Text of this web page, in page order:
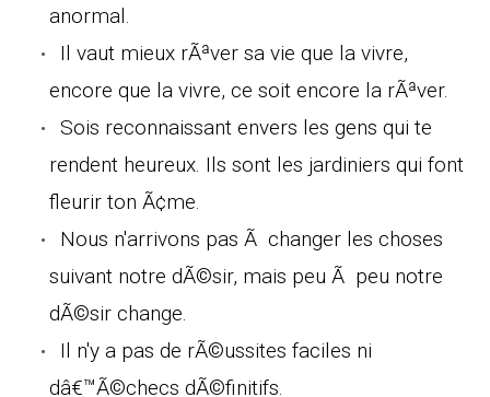
anormal.
Il vaut mieux rÃªver sa vie que la vivre,
encore que la vivre, ce soit encore la rÃªver.
Sois reconnaissant envers les gens qui te
rendent heureux. Ils sont les jardiniers qui font
fleurir ton Ã¢me.
Nous n'arrivons pas Ã changer les choses
suivant notre dÃ©sir, mais peu Ã peu notre
dÃ©sir change.
Il n'y a pas de rÃ©ussites faciles ni
dâ€™Ã©checs dÃ©finitifs.